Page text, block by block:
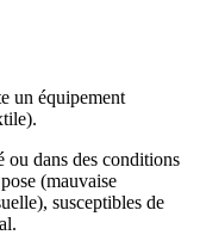
un équipement
dans des conditions
(mauvaise
susceptibles de